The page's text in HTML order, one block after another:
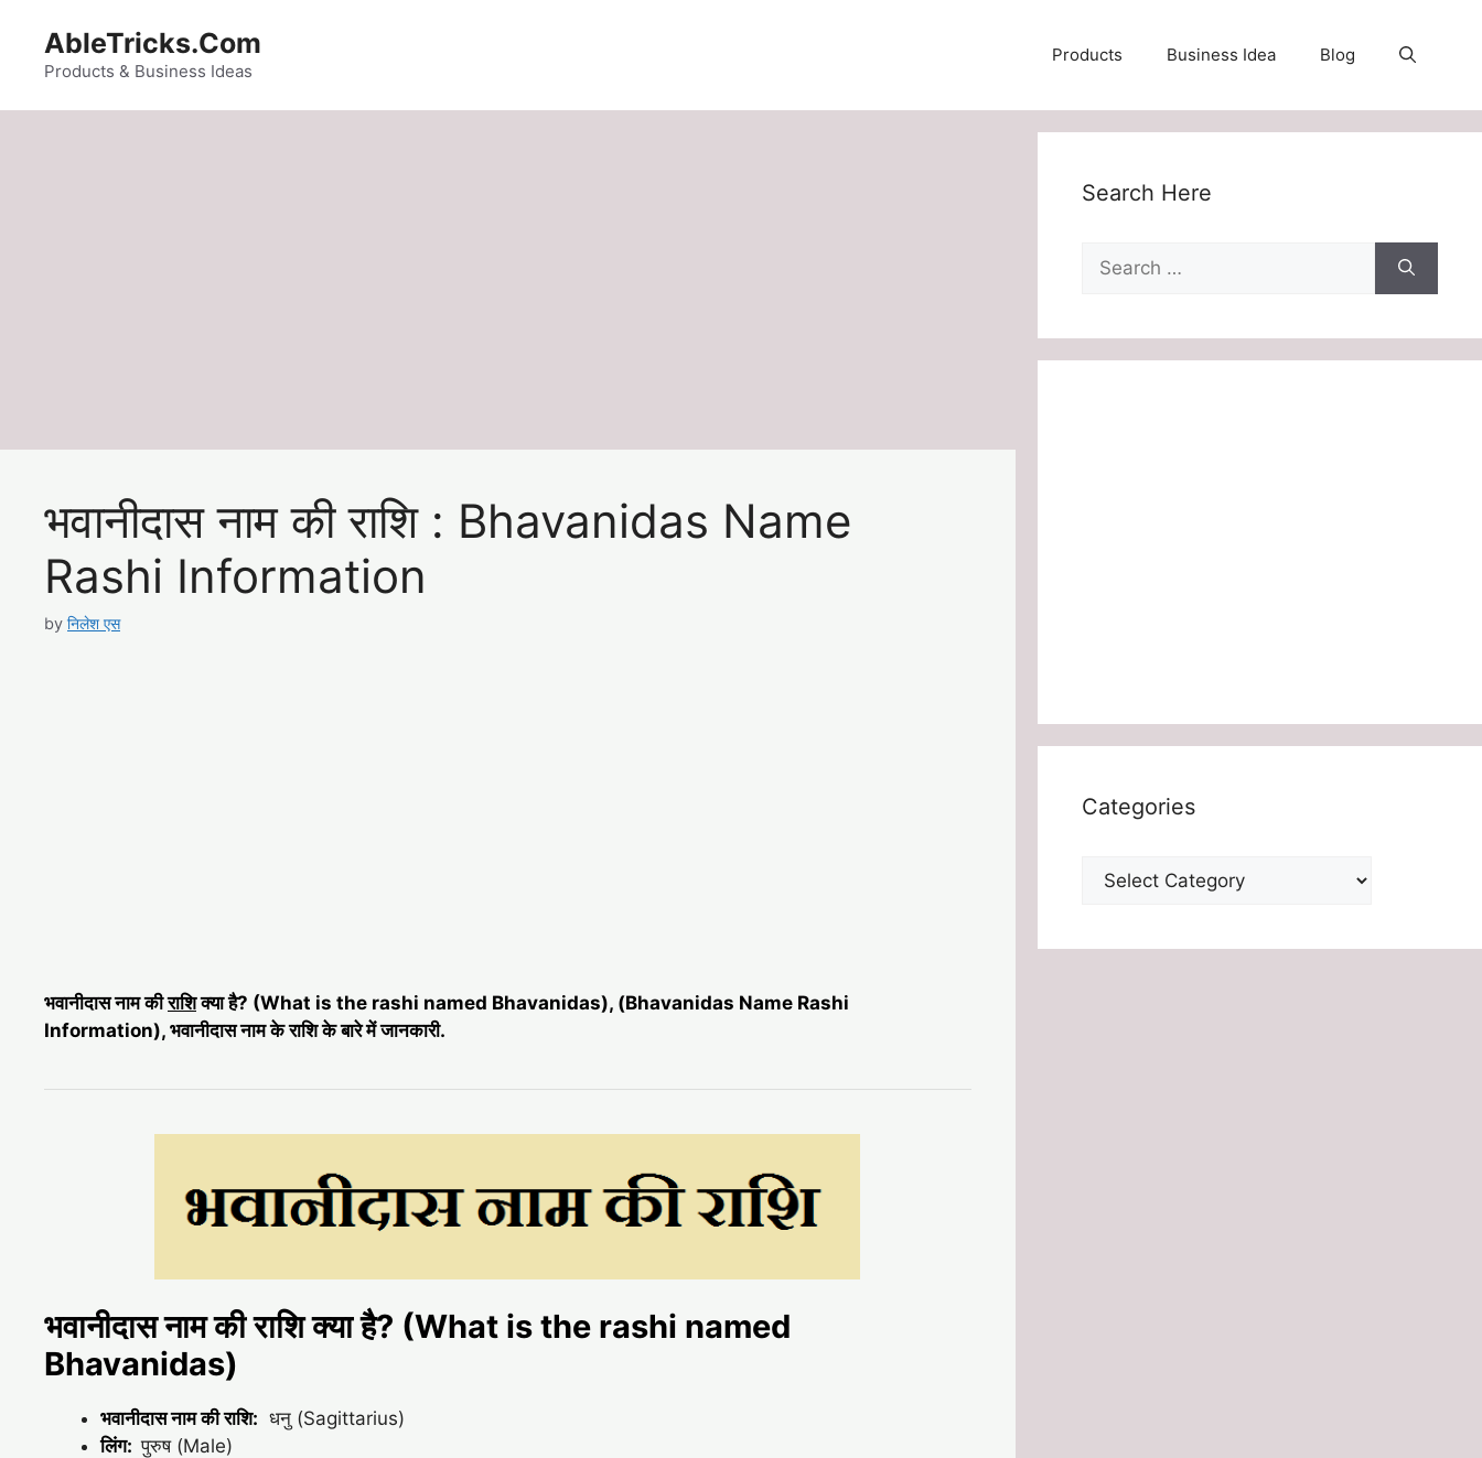
content
AbleTricks.Com
Products & Business Ideas
Products Business Idea Blog
भवानीदास नाम की राशि : Bhavanidas Name
Rashi Information
by निलेश एस
भवानीदास नाम कीराशिक्या है? (What is the rashi named Bhavanidas), (Bhavanidas Name Rashi
Information), भवानीदास नाम के राशि के बारे में जानकारी.
भवानीदास नाम की राशि क्या है? (What is the rashi named
Bhavanidas)
भवानीदास नाम की राशि: धनु (Sagittarius)
लिंग: पुरुष (Male)
Search Here
Search
for:
Categories
Categories